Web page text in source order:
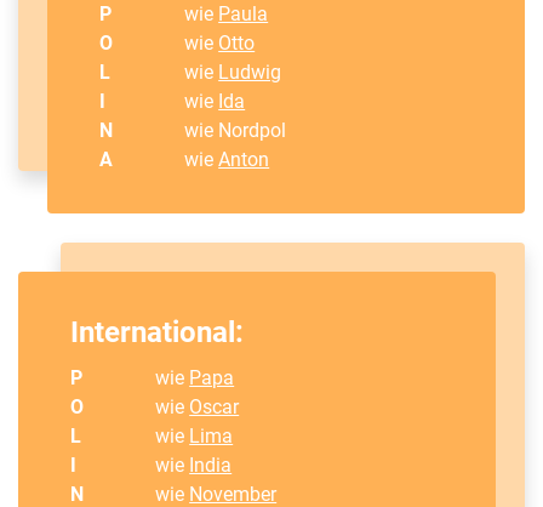
P wie Paula
O
wie Otto
L
wie Ludwig
I
wie Ida
N
wie Nordpol
A
wieAnton
International:
P wie Papa
O
wie Oscar
L
wie Lima
I
wie India
N
wie November